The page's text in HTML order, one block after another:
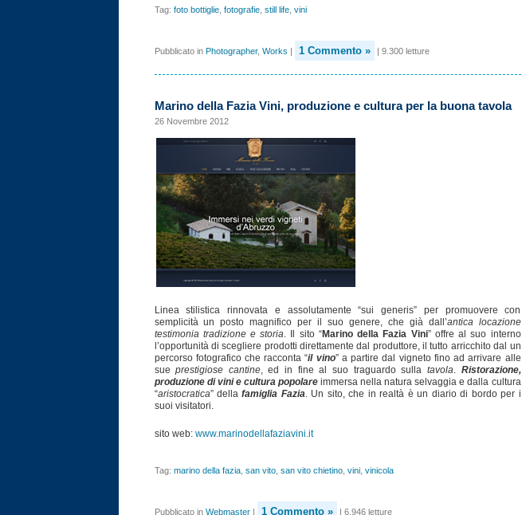
Tag: foto bottiglie, fotografie, still life, vini
Pubblicato in Photographer, Works | 1 Commento » | 9.300 letture
Marino della Fazia Vini, produzione e cultura per la buona tavola
26 Novembre 2012
Linea stilistica rinnovata e assolutamente “sui generis” per promuovere con
semplicità un posto magnifico per il suo genere, che già dall’antica locazione
testimonia tradizione e storia
. Il sito “Marino della Fazia Vini” offre al suo interno
l’opportunità di scegliere prodotti direttamente dal produttore, il tutto arricchito dal un
percorso fotografico che racconta “il vino” a partire dal vigneto fino ad arrivare alle
sueprestigiose cantine, ed in fine al suo traguardo sulla tavola
Ristorazione,
produzione di vini e cultura popolareimmersa nella natura selvaggia e dalla cultura
“aristocratica” dellafamiglia Fazia . Un sito, che in realtà è un diario di bordo per i
suoi visitatori.
sito web: www.marinodellafaziavini.it
Tag: marino della fazia, san vito, san vito chietino, vini, vinicola
Pubblicato in Webmaster| 1 Commento » | 6.946 letture